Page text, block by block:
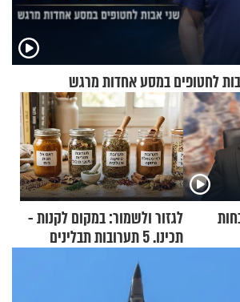
לחטופים במסע אחדות מרגש
לגזור ולשמור: במקום לקנות -
תכינו. 5 תערובות תבלינים
שמתאימות להכל